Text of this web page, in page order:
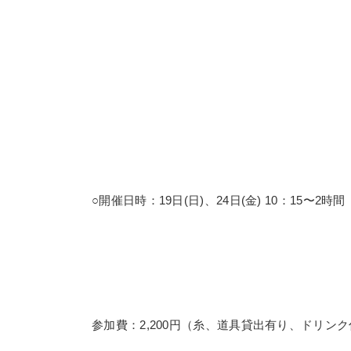
○開催日時：19日(日)、24日(金) 10：15〜2時間
参加費：2,200円（糸、道具貸出有り、ドリン